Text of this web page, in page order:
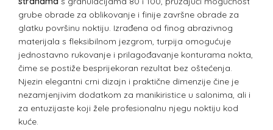
grube obrade za oblikovanje i finije završne obrade za
glatku površinu noktiju. Izrađena od finog abrazivnog
materijala s fleksibilnom jezgrom, turpija omogućuje
jednostavno rukovanje i prilagođavanje konturama nokta,
čime se postiže besprijekoran rezultat bez oštećenja.
Njezin elegantni crni dizajn i praktične dimenzije čine je
nezamjenjivim dodatkom za manikiristice u salonima, ali i
za entuzijaste koji žele profesionalnu njegu noktiju kod
kuće.